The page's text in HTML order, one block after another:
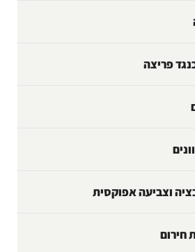
פריצה
וצביעה אפוקסית
חירום